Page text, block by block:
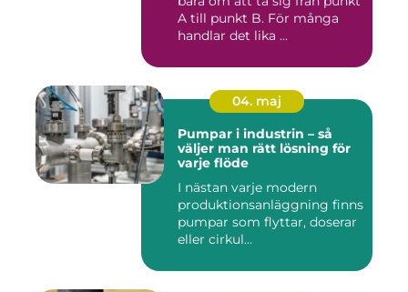
A till punkt B. För många
handlar det lika ...
04. maj
Pumpar i industrin – så
väljer man rätt lösning för
varje flöde
I nästan varje modern
produktionsanläggning finns
pumpar som flyttar, doserar
eller cirkul...